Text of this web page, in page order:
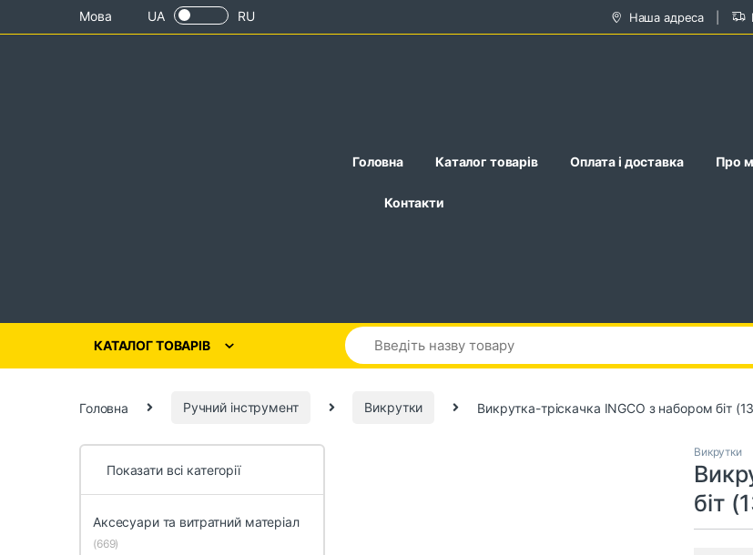
Skip to navigation
Skip to contentМова UA RU Наша адреса
Головна Каталог товарів Оплата і доставка Про
Контакти
КАТАЛОГ ТОВАРІВ
Головна Ручний інструмент Викрутки Викрутка-тріскачка INGCO з набором біт
Викрутки
біт
Показати всі категорії
Аксесуари та витратний матеріал
(669)